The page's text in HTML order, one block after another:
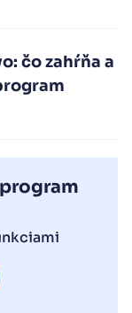
čo zahŕňa a